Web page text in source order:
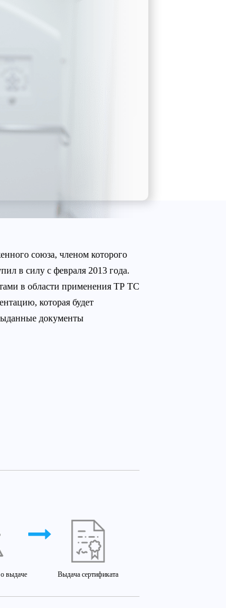
союза, членом которого
в силу с февраля 2013 года.
в области применения ТР ТС
которая будет
документы
выдаче Выдача сертификата